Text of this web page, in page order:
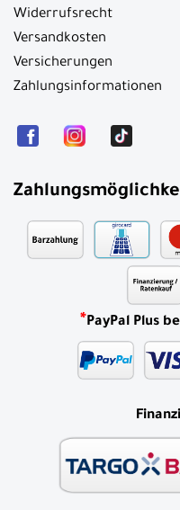
Widerrufsrecht
Versandkosten
Versicherungen
Zahlungsinformationen
*PayPal Plus